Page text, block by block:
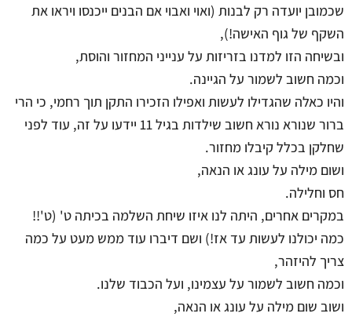
שכמובן יועדה רק לבנות (ואוי ואבוי אם הבנים ייכנסו ויראו את
השקף של גוף האישה!),
ובשיחה הזו למדנו בזריזות על ענייני המחזור והוסת,
וכמה חשוב לשמור על הגיינה.
והיו כאלה שהגדילו לעשות ואפילו הזכירו התקן תוך רחמי, כי הרי
ברור שנורא נורא חשוב שילדות בגיל 11 יידעו על זה, עוד לפני
שחלקן בכלל קיבלו מחזור.
ושום מילה על עונג או הנאה,
חס וחלילה.
במקרים אחרים, היתה לנו איזו שיחת השלמה בכיתה ט' (ט'!!
כמה יכולנו לעשות עד אז!) ושם דיברו עוד ממש מעט על כמה
צריך להיזהר,
וכמה חשוב לשמור על עצמינו, ועל הכבוד שלנו.
ושוב שום מילה על עונג או הנאה,